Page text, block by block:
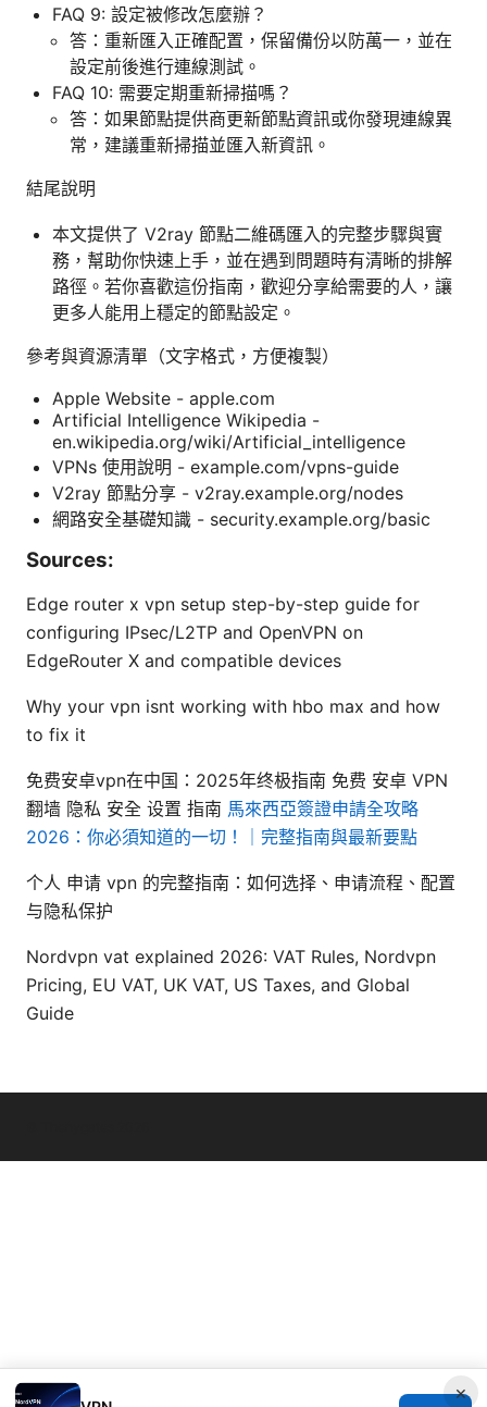
FAQ 9: 設定被修改怎麼辦？
答：重新匯入正確配置，保留備份以防萬一，並在
設定前後進行連線測試。
FAQ 10: 需要定期重新掃描嗎？
答：如果節點提供商更新節點資訊或你發現連線異
常，建議重新掃描並匯入新資訊。
結尾說明
本文提供了 V2ray 節點二維碼匯入的完整步驟與實
務，幫助你快速上手，並在遇到問題時有清晰的排解
路徑。若你喜歡這份指南，歡迎分享給需要的人，讓
更多人能用上穩定的節點設定。
參考與資源清單（文字格式，方便複製）
Apple Website - apple.com
Artificial Intelligence Wikipedia -
en.wikipedia.org/wiki/Artificial_intelligence
VPNs 使用說明 - example.com/vpns-guide
V2ray 節點分享 - v2ray.example.org/nodes
網路安全基礎知識 - security.example.org/basic
Sources:
Edge router x vpn setup step-by-step guide for
configuring IPsec/L2TP and OpenVPN on
EdgeRouter X and compatible devices
Why your vpn isnt working with hbo max and how
to fix it
免费安卓vpn在中国：2025年终极指南 免费 安卓 VPN
翻墙 隐私 安全 设置 指南 馬來西亞簽證申請全攻略
2026：你必須知道的一切！｜完整指南與最新要點
个人 申请 vpn 的完整指南：如何选择、申请流程、配置
与隐私保护
Nordvpn vat explained 2026: VAT Rules, Nordvpn
Pricing, EU VAT, UK VAT, US Taxes, and Global
Guide
×